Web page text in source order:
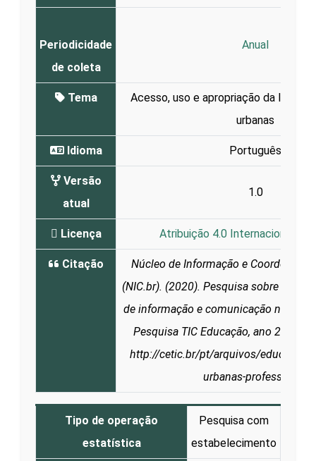
Periodicidade
de coleta
Anual
Tema
Acesso, uso e apropriação da
urbanas
Idioma Português
Versão
atual
1.0
Licença Atribuição 4.0 Internacional (CC
Citação
Núcleo de Informação e
(NIC.br). (2020). Pesquisa sobre o uso
de informação e comunicação nas
Pesquisa TIC Educação, ano 2019.
http://cetic.br/pt/arquivos/educacao/
urbanas-professores/
Tipo de operação
estatística
Pesquisa com
estabelecimento